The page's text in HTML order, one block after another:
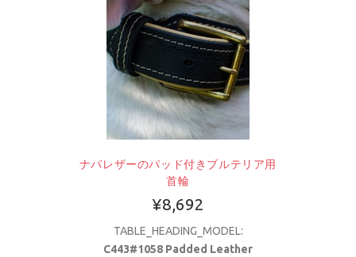
ナパレザーのパッド付きブルテリア用
首輪
¥8,692
TABLE_HEADING_MODEL:
C443#1058 Padded Leather